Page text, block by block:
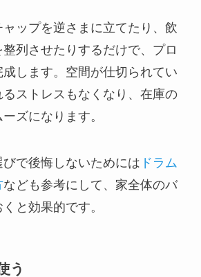
ップを逆さまに立てたり、飲
列させたりするだけで、プロ
します。空間が仕切られてい
ストレスもなくなり、在庫の
ズになります。
で後悔しないためには ドラム
なども参考にして、家全体のバ
と効果的です。
う